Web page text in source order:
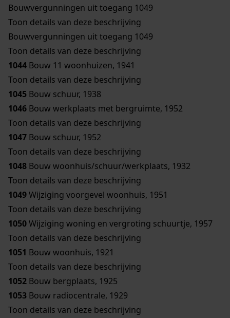
Bouwvergunningen uit toegang 1049
Toon details van deze beschrijving
Bouwvergunningen uit toegang 1049
Toon details van deze beschrijving
1044 Bouw 11 woonhuizen, 1941
Toon details van deze beschrijving
1045 Bouw schuur, 1938
1046 Bouw werkplaats met bergruimte, 1952
Toon details van deze beschrijving
1047 Bouw schuur, 1952
Toon details van deze beschrijving
1048 Bouw woonhuis/schuur/werkplaats, 1932
Toon details van deze beschrijving
1049Wijziging voorgevel woonhuis, 1951
Toon details van deze beschrijving
1050Wijziging woning en vergroting schuurtje, 1957
Toon details van deze beschrijving
1051 Bouw woonhuis, 1921
Toon details van deze beschrijving
1052 Bouw bergplaats, 1925
1053 Bouw radiocentrale, 1929
Toon details van deze beschrijving